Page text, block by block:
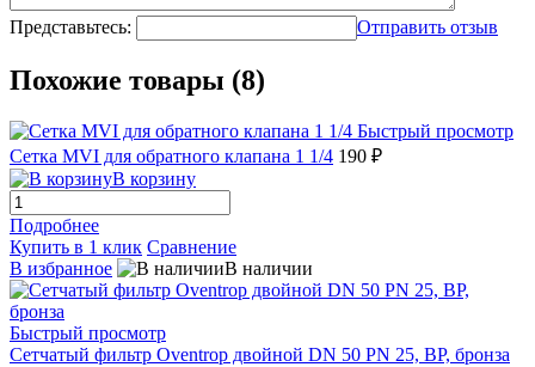
Представьтесь: Отправить отзыв
Похожие товары (8)
Быстрый просмотр
Сетка MVI для обратного клапана 1 1/4 190 ₽
В корзину
Подробнее
Купить в 1 клик Сравнение
В избранное
В наличии
Быстрый просмотр
Сетчатый фильтр Oventrop двойной DN 50 PN 25, ВР, бронза